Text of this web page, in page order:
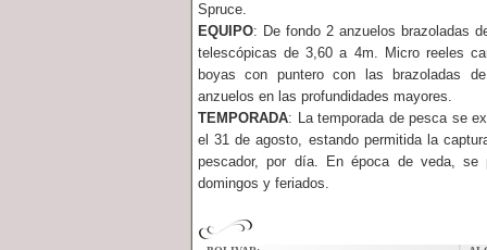
Spruce.
EQUIPO: De fondo 2 anzuelos brazoladas
telescópicas de 3,60 a 4m. Micro reeles
boyas con puntero con las brazoladas
anzuelos en las profundidades mayores.
TEMPORADA: La temporada de pesca se
el 31 de agosto, estando permitida la
pescador, por día. En época de veda,
domingos y feriados.